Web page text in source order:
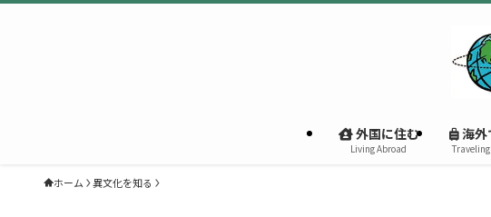
外国に住む
Living Abroad
海外
ホーム 異文化を知る